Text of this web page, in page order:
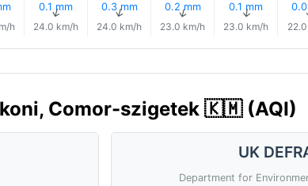
h
0.1 mm
↑
24.0 km/h
0.3 mm
↑
24.0 km/h
0.2 mm
↑
23.0 km/h
0.1 mm
↑
23.0 km/h
Comor-szigetek 🇰🇲 (AQI)
UK
Department for